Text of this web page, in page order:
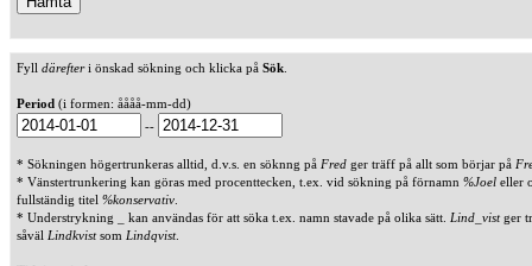
Fyll därefteri önskad sökning och klicka på Sök
Period (i formen: åååå-mm-dd)
--
* Sökningen högertrunkeras alltid, d.v.s. en söknng på Fred ger träff på allt som börjar på
* Vänstertrunkering kan göras med procenttecken, t.ex. vid sökning på förnamn %Joel eller
fullständig titel %konservativ
* Understrykning _ kan användas för att söka t.ex. namn stavade på olika sätt. Lind_vistger
såväl Lindkvistsom Lindqvist.